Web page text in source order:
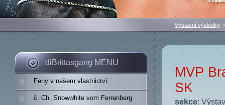
diBrittasgang MENU
Feny v našem vlastnictví
č. Ch. Snowwhite vom Ferrenberg
Výstavní výsledky
MVP
SK
sekce: